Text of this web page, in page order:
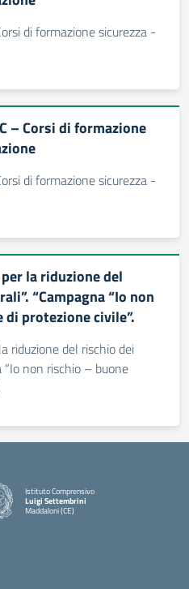
di formazione sicurezza -
– Corsi di formazione
di formazione sicurezza -
la riduzione del
“Campagna “Io non
protezione civile”.
riduzione del rischio dei
“Io non rischio – buone
Istituto Comprensivo
Luigi Settembrini
Maddaloni (CE)